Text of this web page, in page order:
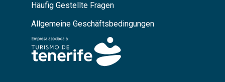
Häufig Gestellte Fragen
Allgemeine Geschäftsbedingungen